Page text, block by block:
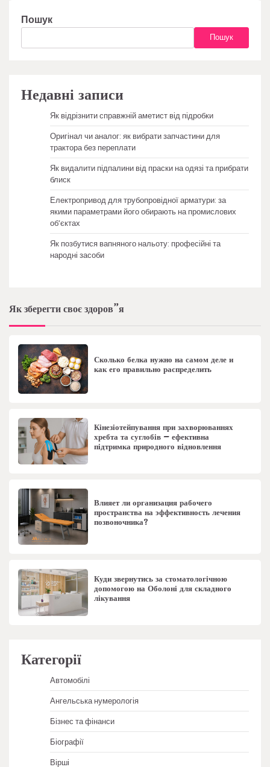
Пошук
Пошук
Недавні записи
Як відрізнити справжній аметист від підробки
Оригінал чи аналог: як вибрати запчастини для
трактора без переплати
Як видалити підпалини від праски на одязі та прибрати
блиск
Електропривод для трубопровідної арматури: за
якими параметрами його обирають на промислових
об’єктах
Як позбутися вапняного нальоту: професійні та
народні засоби
Як зберегти своє здоров”я
Сколько белка нужно на самом деле и
как его правильно распределить
Кінезіотейпування при захворюваннях
хребта та суглобів – ефективна
підтримка природного відновлення
Влияет ли организация рабочего
пространства на эффективность лечения
позвоночника?
Куди звернутись за стоматологічною
допомогою на Оболоні для складного
лікування
Категорії
Автомобілі
Ангельська нумерологія
Бізнес та фінанси
Біографії
Вірші